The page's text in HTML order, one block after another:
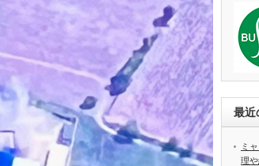
最近
ミ
理